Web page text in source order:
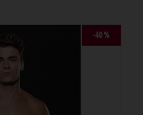
-40 %